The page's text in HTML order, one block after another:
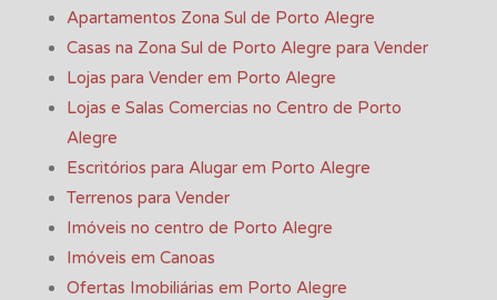
Apartamentos Zona Sul de Porto Alegre
Casas na Zona Sul de Porto Alegre para Vender
Lojas para Vender em Porto Alegre
Lojas e Salas Comercias no Centro de Porto
Alegre
Escritórios para Alugar em Porto Alegre
Terrenos para Vender
Imóveis no centro de Porto Alegre
Imóveis em Canoas
Ofertas Imobiliárias em Porto Alegre